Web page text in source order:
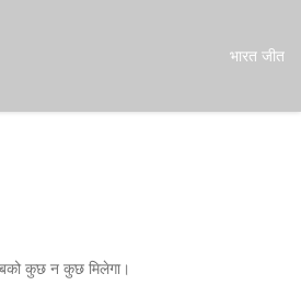
भारत जीत
कुछ न कुछ मिलेगा।